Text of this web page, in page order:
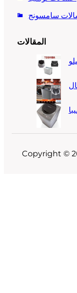
سامسونج
المقالات